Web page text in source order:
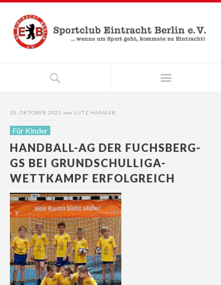
20. OKTOBER 2022 von LUTZ HAASLER
Für Kinder
HANDBALL-AG DER FUCHSBERG-
GS BEI GRUNDSCHULLIGA-
WETTKAMPF ERFOLGREICH